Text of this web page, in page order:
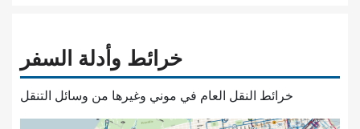
خرائط وأدلة السفر
خرائط النقل العام في موني وغيرها من وسائل التنقل